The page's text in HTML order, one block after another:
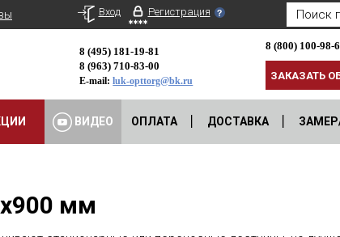
Вход Регистрация
8 (495) 181-19-81
8 (963) 710-83-00
E-mail:luk-opttorg@bk.ru
8 (800) 100-98-
ЗАКАЗАТЬ
ВИДЕО ОПЛАТА ДОСТАВКА
мм